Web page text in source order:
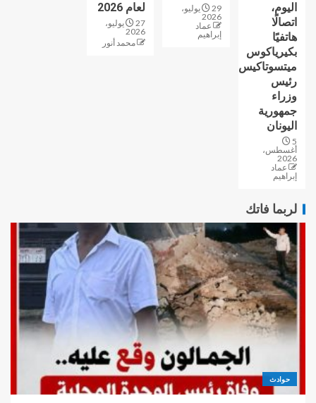
اليوم،
اتصالًا
هاتفيًا
بكيرياكوس
ميتسوتاكيس
رئيس
وزراء
جمهورية
اليونان
5
أغسطس،
2026
عماد
إبراهيم
29 يوليو،
2026
عماد
إبراهيم
لعام 2026
27 يوليو،
2026
محمد أنور
لربما فاتك
حوادث